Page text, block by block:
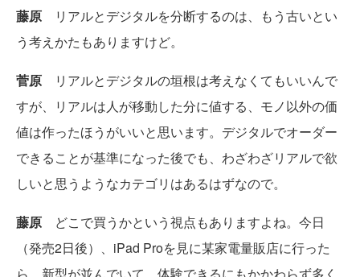
藤原 リアルとデジタルを分断するのは、もう古いとい
う考えかたもありますけど。
菅原 リアルとデジタルの垣根は考えなくてもいいんで
すが、リアルは人が移動した分に値する、モノ以外の価
値は作ったほうがいいと思います。デジタルでオーダー
できることが基準になった後でも、わざわざリアルで欲
しいと思うようなカテゴリはあるはずなので。
藤原 どこで買うかという視点もありますよね。今日
（発売2日後）、iPad Proを見に某家電量販店に行った